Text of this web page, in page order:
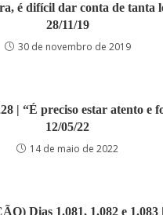
é difícil dar conta de tanta
28/11/19
30 de novembro de 2019
| “É preciso estar atento e
12/05/22
14 de maio de 2022
Dias 1.081, 1.082 e 1.083